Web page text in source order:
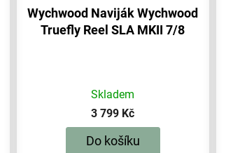
Wychwood Naviják Wychwood
Truefly Reel SLA MKII 7/8
Skladem
3 799 Kč
Do košíku